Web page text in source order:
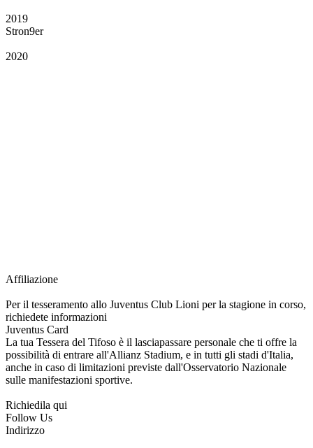
2019
Stron9er
2020
Affiliazione
Per il tesseramento allo Juventus Club Lioni per la stagione in corso,
richiedete informazioni
Juventus Card
La tua Tessera del Tifoso è il lasciapassare personale che ti offre la
possibilità di entrare all'Allianz Stadium, e in tutti gli stadi d'Italia,
anche in caso di limitazioni previste dall'Osservatorio Nazionale
sulle manifestazioni sportive.
Richiedila qui
Follow Us
Indirizzo